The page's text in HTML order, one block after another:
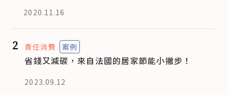
2020.11.16
2 責任消費 案例
省錢又減碳，來自法國的居家節能小撇步！
2023.09.12